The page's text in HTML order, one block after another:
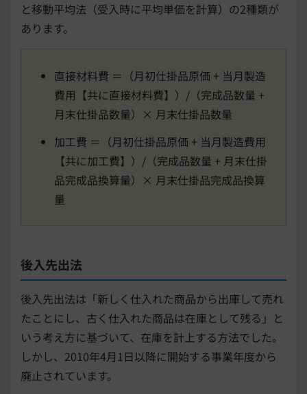
と移動平均法（受入時に平均単価を計算）の2種類が
あります。
直接材料費 ＝（月初仕掛品原価 + 当月製造
費用【共に直接材料費】）/（完成品数量 +
月末仕掛品数量）× 月末仕掛品数量
加工費 ＝（月初仕掛品原価 + 当月製造費用
【共に加工費】）/（完成品数量 + 月末仕掛
品完成品換算量）× 月末仕掛品完成品換算
量
後入先出法
後入先出法は「新しく仕入れた商品から出庫して売れ
たことにし、古く仕入れた商品は在庫として残る」と
いう考え方に基づいて、在庫を計上する方法でした。
しかし、2010年4月1日以降に開始する事業年度から
廃止されています。